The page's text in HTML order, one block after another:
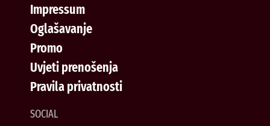
Impressum
Oglašavanje
Promo
Uvjeti prenošenja
Pravila privatnosti
SOCIAL